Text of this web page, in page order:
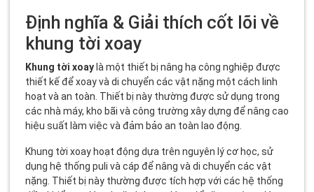
Định nghĩa & Giải thích cốt lõi về
khung tời xoay
Khung tời xoay là một thiết bị nâng hạ công nghiệp được
thiết kế để xoay và di chuyển các vật nặng một cách linh
hoạt và an toàn. Thiết bị này thường được sử dụng trong
các nhà máy, kho bãi và công trường xây dựng để nâng cao
hiệu suất làm việc và đảm bảo an toàn lao động.
Khung tời xoay hoạt động dựa trên nguyên lý cơ học, sử
dụng hệ thống puli và cáp để nâng và di chuyển các vật
nặng. Thiết bị này thường được tích hợp với các hệ thống